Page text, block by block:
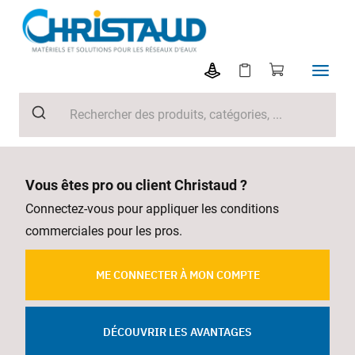
Vous êtes pro ou client Christaud ?
Connectez-vous pour appliquer les conditions
commerciales pour les pros.
ME CONNECTER À MON COMPTE
DÉCOUVRIR LES AVANTAGES